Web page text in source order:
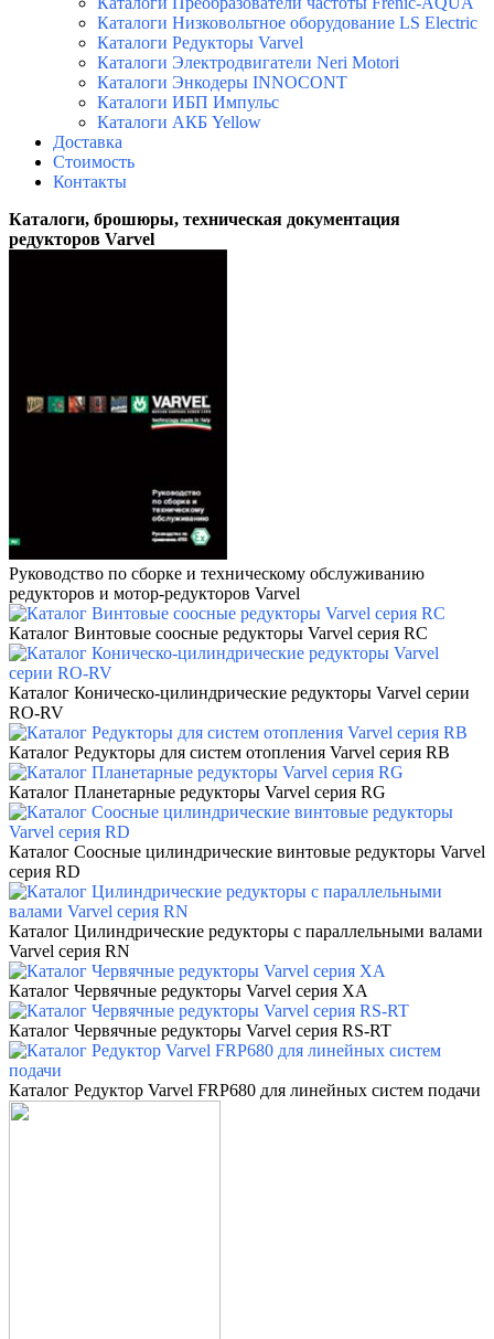
Каталоги Низковольтное оборудование LS Electric
Каталоги Редукторы Varvel
Каталоги Электродвигатели Neri Motori
Каталоги Энкодеры INNOCONT
Каталоги ИБП Импульс
Каталоги АКБ Yellow
Доставка
Стоимость
Контакты
Каталоги, брошюры, техническая документация
редукторов Varvel
Руководство по сборке и техническому обслуживанию
редукторов и мотор-редукторов Varvel
Каталог Винтовые соосные редукторы Varvel серия RC
Каталог Коническо-цилиндрические редукторы Varvel серии
RO-RV
Каталог Редукторы для систем отопления Varvel серия RB
Каталог Планетарные редукторы Varvel серия RG
Каталог Соосные цилиндрические винтовые редукторы Varvel
серия RD
Каталог Цилиндрические редукторы с параллельными валами
Varvel серия RN
Каталог Червячные редукторы Varvel серия XA
Каталог Червячные редукторы Varvel серия RS-RT
Каталог Редуктор Varvel FRP680 для линейных систем подачи